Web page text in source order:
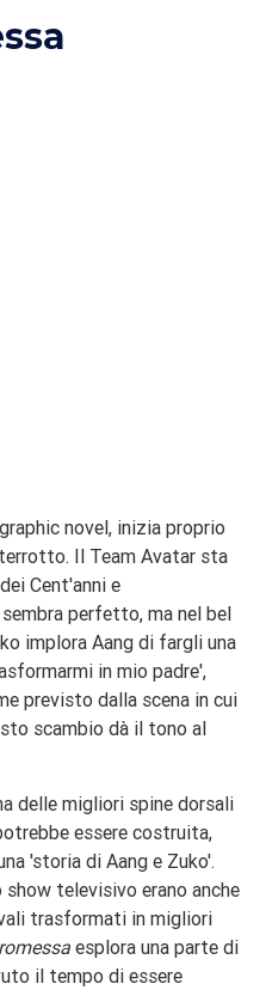
novel, inizia proprio
Il Team Avatar sta
Cent'anni e
perfetto, ma nel bel
implora Aang di fargli una
in mio padre',
previsto dalla scena in cui
scambio dà il tono al
delle migliori spine dorsali
essere costruita,
'storia di Aang e Zuko'.
televisivo erano anche
trasformati in migliori
esplora una parte di
il tempo di essere